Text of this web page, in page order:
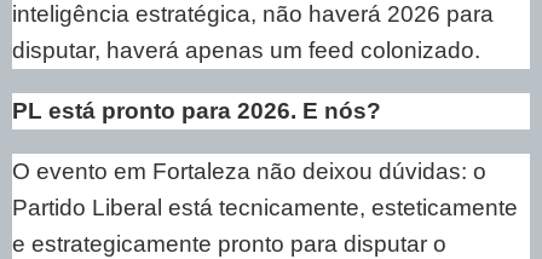
inteligência estratégica, não haverá 2026 para
disputar, haverá apenas um feed colonizado.
PL está pronto para 2026. E nós?
O evento em Fortaleza não deixou dúvidas: o
Partido Liberal está tecnicamente, esteticamente
e estrategicamente pronto para disputar o